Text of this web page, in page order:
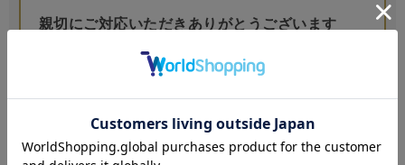
親切にご対応いただきありがとうございます
カラー：DARK BROWN